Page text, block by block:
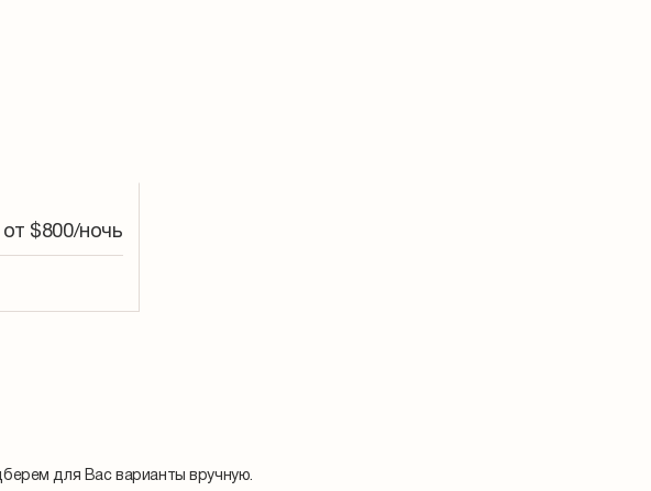
от $800/ночь
для Вас варианты вручную.